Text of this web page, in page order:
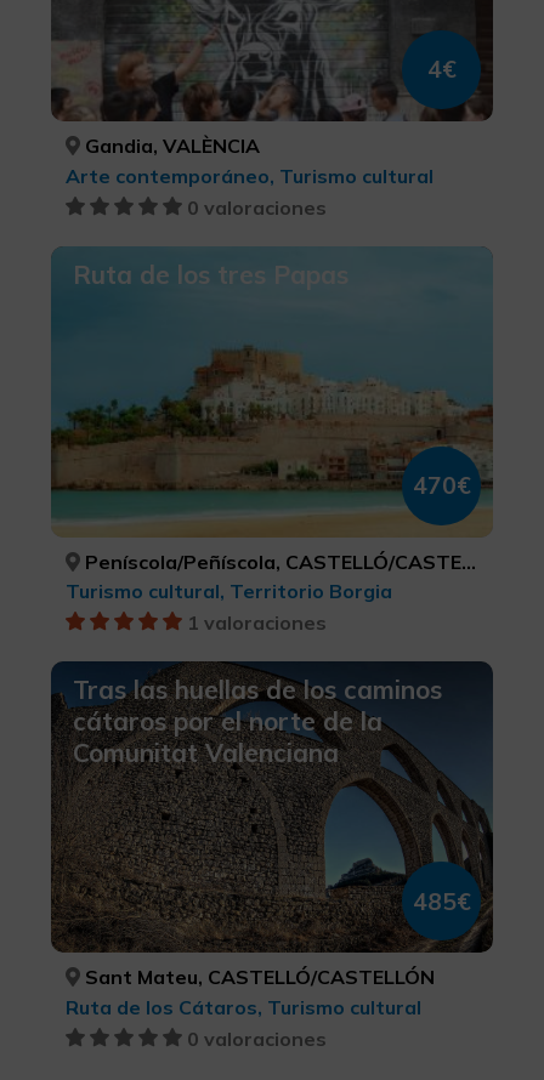
4€
Gandia, VALÈNCIA
Arte contemporáneo, Turismo cultural
0 valoraciones
Ruta de los tres Papas
470€
Peníscola/Peñíscola, CASTELLÓ/CASTELLÓN
Turismo cultural, Territorio Borgia
1 valoraciones
Tras las huellas de los caminos
cátaros por el norte de la
Comunitat Valenciana
485€
Sant Mateu, CASTELLÓ/CASTELLÓN
Ruta de los Cátaros, Turismo cultural
0 valoraciones